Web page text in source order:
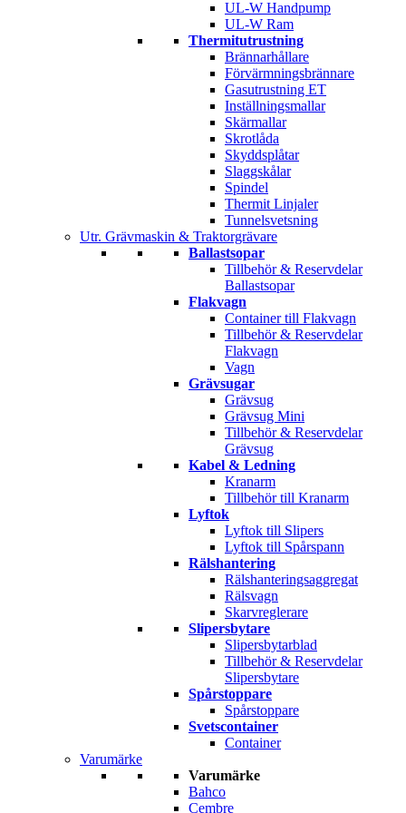
UL-W Handpump
UL-W Ram
Thermitutrustning
Brännarhållare
Förvärmningsbrännare
Gasutrustning ET
Inställningsmallar
Skärmallar
Skrotlåda
Skyddsplåtar
Slaggskålar
Spindel
Thermit Linjaler
Tunnelsvetsning
Utr. Grävmaskin & Traktorgrävare
Ballastsopar
Tillbehör & Reservdelar
Ballastsopar
Flakvagn
Container till Flakvagn
Tillbehör & Reservdelar
Flakvagn
Vagn
Grävsugar
Grävsug
Grävsug Mini
Tillbehör & Reservdelar
Grävsug
Kabel & Ledning
Kranarm
Tillbehör till Kranarm
Lyftok
Lyftok till Slipers
Lyftok till Spårspann
Rälshantering
Rälshanteringsaggregat
Rälsvagn
Skarvreglerare
Slipersbytare
Slipersbytarblad
Tillbehör & Reservdelar
Slipersbytare
Spårstoppare
Spårstoppare
Svetscontainer
Container
Varumärke
Varumärke
Bahco
Cembre